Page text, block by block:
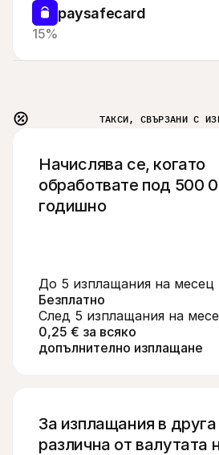
paysafecard
15%
ТАКСИ, СВЪРЗАНИ С
Начислява се, когато
обработвате под 500
годишно
До 5 изплащания на месец
Безплатно
След 5 изплащания на
0,25 € за всяко
допълнително изплащане
За изплащания в
различна от валутата